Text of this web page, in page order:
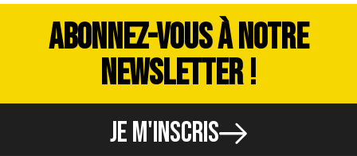
ABONNEZ-VOUS À NOTRE
NEWSLETTER !
JE M'INSCRIS